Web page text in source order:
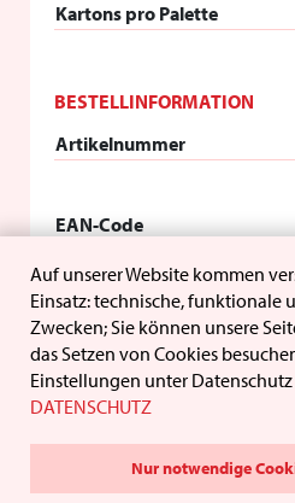
Kartons pro Palette
BESTELLINFORMATION
Artikelnummer
EAN-Code
Auf unserer Website kommen
Einsatz: technische, funktionale
Zwecken; Sie können unsere
das Setzen von Cookies
Einstellungen unter
DATENSCHUTZ
Nur notwendige